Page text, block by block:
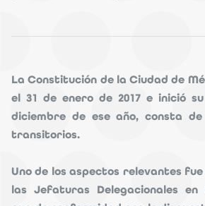
La Constitución de la Ciudad de
el 31 de enero de 2017 e inició
diciembre de ese año, consta
transitorios.
Uno de los aspectos relevantes
las Jefaturas Delegacionales en